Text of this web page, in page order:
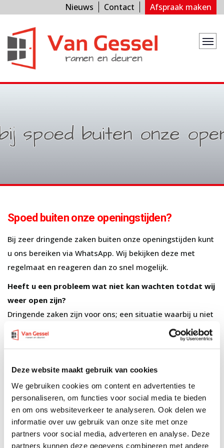
Deze website maakt gebruik van cookies
We gebruiken cookies om content en advertenties te
personaliseren, om functies voor social media te bieden
en om ons websiteverkeer te analyseren. Ook delen we
informatie over uw gebruik van onze site met onze
partners voor social media, adverteren en analyse. Deze
partners kunnen deze gegevens combineren met andere
Nieuws Contact Afspraak maken
Spoed buiten onze openingstijden?
Bij zeer dringende zaken buiten onze openingstijden kunt
u ons bereiken via WhatsApp. Wij bekijken deze met
regelmaat en reageren dan zo snel mogelijk.
Heeft u een probleem wat niet kan wachten totdat wij
weer open zijn?
Dringende zaken zijn voor ons; een situatie waarbij u niet
meer in of uit de woning kunt, een probleem waarbij
veiligheidsgevaar dreigt of als u de woning niet meer
een WhatsApp bericht sturen via onderstaande groene
knop. Vermeld in uw bericht wat er aan de hand is met uw
naam en adresgegevens. Wij reageren dan meestal
binnen 24 uur.
Kunt u niet op onze reactie wachten dan adviseren wij u
contact op te nemen met een slotenmaker of een 24-